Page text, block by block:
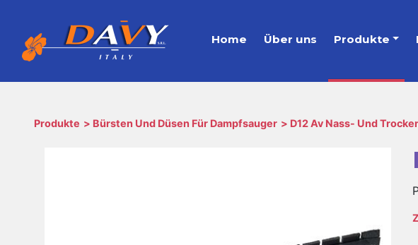
Home Über uns Produkte
Produkte Bürsten Und Düsen Für Dampfsauger D12 Av Nass- Und